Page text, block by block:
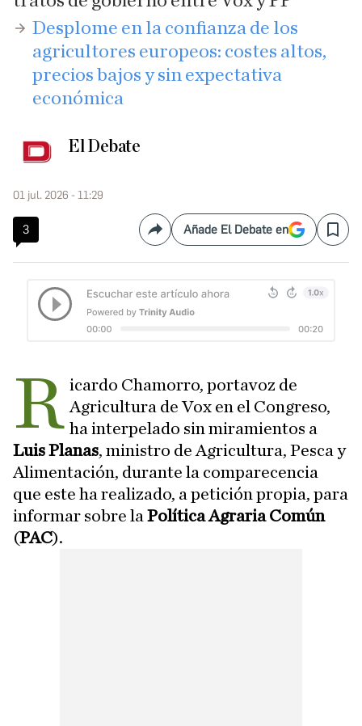
Desplome en la confianza de los
agricultores europeos: costes altos,
precios bajos y sin expectativa
económica
El Debate
01 jul. 2026 - 11:29
3 CompartirAñade El Debate en Save
R icardo Chamorro, portavoz de
Agricultura de Vox en el Congreso,
ha interpelado sin miramientos a
Luis Planas, ministro de Agricultura, Pesca y
Alimentación, durante la comparecencia
que este ha realizado, a petición propia, para
informar sobre la Política Agraria Común
(PAC).